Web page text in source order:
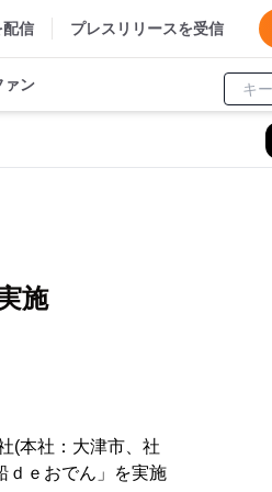
配信 プレスリリースを受信
ァン
施
(本社：大津市、社
ｄｅおでん」を実施